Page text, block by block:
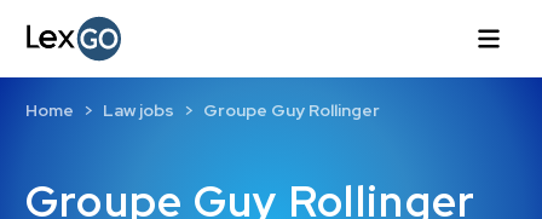
Groupe Guy Rollinger
Home Law jobs Groupe Guy Rollinger